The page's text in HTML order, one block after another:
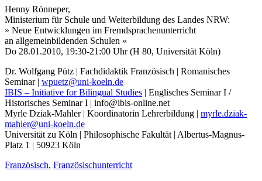
Henny Rönneper,
Ministerium für Schule und Weiterbildung des Landes NRW:
» Neue Entwicklungen im Fremdsprachenunterricht
an allgemeinbildenden Schulen «
Do 28.01.2010, 19:30-21:00 Uhr (H 80, Universität Köln)
Dr. Wolfgang Pütz | Fachdidaktik Französisch | Romanisches
Seminar | wpuetz@uni-koeln.de
IBIS – Initiative for Bilingual Studies | Englisches Seminar I /
Historisches Seminar I | info@ibis-online.net
Myrle Dziak-Mahler | Koordinatorin Lehrerbildung | myrle.dziak-
mahler@uni-koeln.de
Universität zu Köln | Philosophische Fakultät | Albertus-Magnus-
Platz 1 | 50923 Köln
Französisch, Französischunterricht